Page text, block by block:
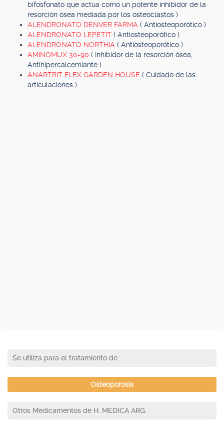
bifosfonato que actúa como un potente inhibidor de la
resorción ósea mediada por los osteoclastos )
ALENDRONATO DENVER FARMA ( Antiosteoporótico )
ALENDRONATO LEPETIT ( Antiosteoporótico )
ALENDRONATO NORTHIA ( Antiosteoporótico )
AMINOMUX 30-90 ( Inhibidor de la resorción ósea,
Antihipercalcemiante )
ANARTRIT FLEX GARDEN HOUSE ( Cuidado de las
articulaciones )
Se utiliza para el tratamiento de:
Osteoporosis
Otros Medicamentos de H. MEDICA ARG.